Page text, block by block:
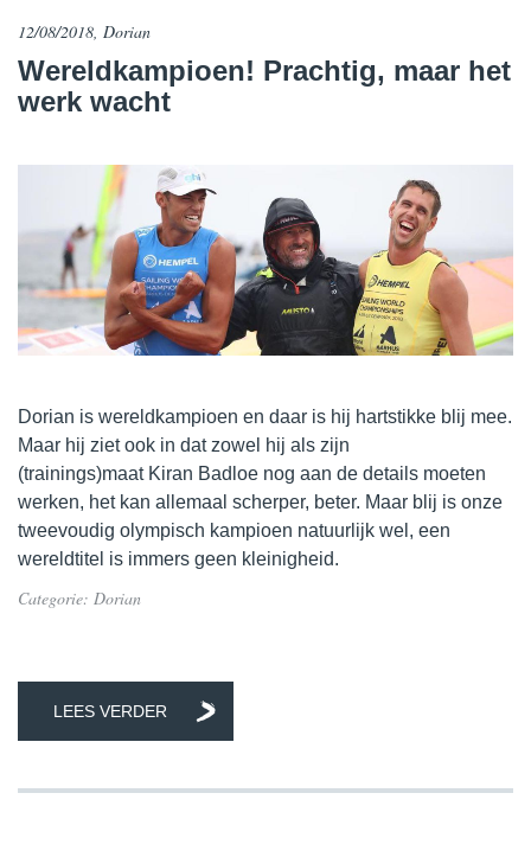
12/08/2018, Dorian
​Wereldkampioen! Prachtig, maar het
werk wacht
Dorian is wereldkampioen en daar is hij hartstikke blij mee.
Maar hij ziet ook in dat zowel hij als zijn
(trainings)maat Kiran Badloe nog aan de details moeten
werken, het kan allemaal scherper, beter. Maar blij is onze
tweevoudig olympisch kampioen natuurlijk wel, een
wereldtitel is immers geen kleinigheid.
Categorie: Dorian
LEES VERDER